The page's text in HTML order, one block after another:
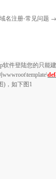
名注册-常见问题
软件登陆您的只能
wwwroot\template\
)，如下图 1